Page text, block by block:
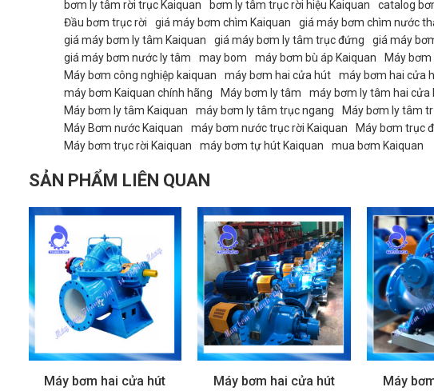
bơm ly tâm rời trục Kaiquan
bơm ly tâm trục rời hiệu Kaiquan catalog
Đầu bơm trục rời
giá máy bơm chìm Kaiquan giá máy bơm chìm nước
giá máy bơm ly tâm Kaiquan
giá máy bơm ly tâm trục đứng giá máy
giá máy bơm nước ly tâm
may bom máy bơm bù áp Kaiquan Máy bơm
Máy bơm công nghiệp kaiquan
máy bơm hai cửa hút máy bơm hai cửa
máy bơm Kaiquan chính hãng
Máy bơm ly tâm máy bơm ly tâm hai cửa
Máy bơm ly tâm Kaiquan
máy bơm ly tâm trục ngang Máy bơm ly tâm
Máy Bơm nước Kaiquan
máy bơm nước trục rời Kaiquan Máy bơm trục
Máy bơm trục rời Kaiquan
máy bơm tự hút Kaiquan mua bơm Kaiquan
SẢN PHẨM LIÊN QUAN
Máy bơm hai cửa hút
Máy bơm hai cửa hút
Máy